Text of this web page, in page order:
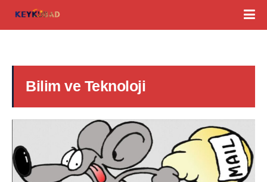
Bilim ve Teknoloji